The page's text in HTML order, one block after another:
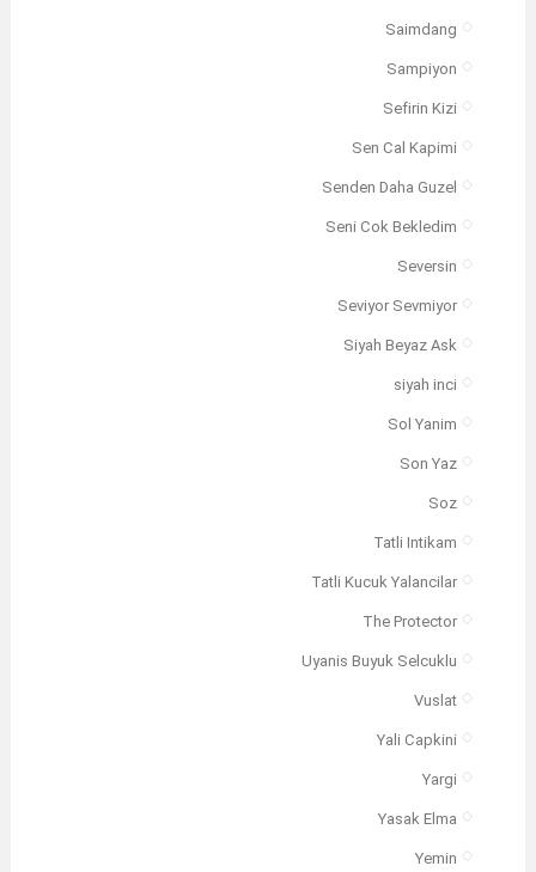
Saimdang
Sampiyon
Sefirin Kizi
Sen Cal Kapimi
Senden Daha Guzel
Seni Cok Bekledim
Seversin
Seviyor Sevmiyor
Siyah Beyaz Ask
siyah inci
Sol Yanim
Son Yaz
Soz
Tatli Intikam
Tatli Kucuk Yalancilar
The Protector
Uyanis Buyuk Selcuklu
Vuslat
Yali Capkini
Yargi
Yasak Elma
Yemin